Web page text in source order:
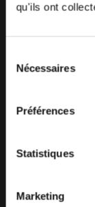
qu'ils ont
Nécessaires
Préférences
Statistiques
Marketing
CHARGEURS
APPLICATIONS
LIENS